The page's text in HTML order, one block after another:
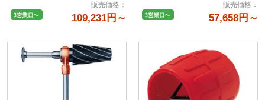
販売価格 ：
109,231円～
販売価格 ：
57,658円～